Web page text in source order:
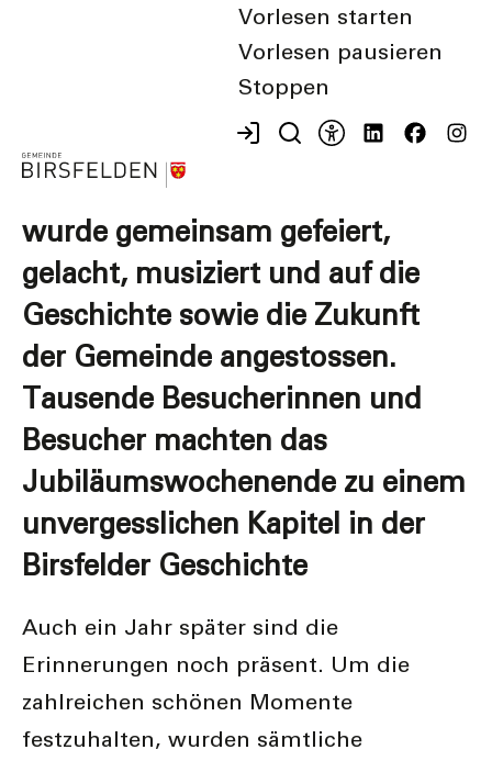
Vorlesen starten
Vorlesen pausieren
Stoppen
Vor einem Jahr feierte Birsfelden
sein 150-jähriges Bestehen. Mit
dem grossen Jubiläumsfest am
Birsköpfli. Während drei Tagen
wurde gemeinsam gefeiert,
gelacht, musiziert und auf die
Geschichte sowie die Zukunft
der Gemeinde angestossen.
Tausende Besucherinnen und
Besucher machten das
Jubiläumswochenende zu einem
unvergesslichen Kapitel in der
Birsfelder Geschichte
Auch ein Jahr später sind die
Erinnerungen noch präsent. Um die
zahlreichen schönen Momente
festzuhalten, wurden sämtliche